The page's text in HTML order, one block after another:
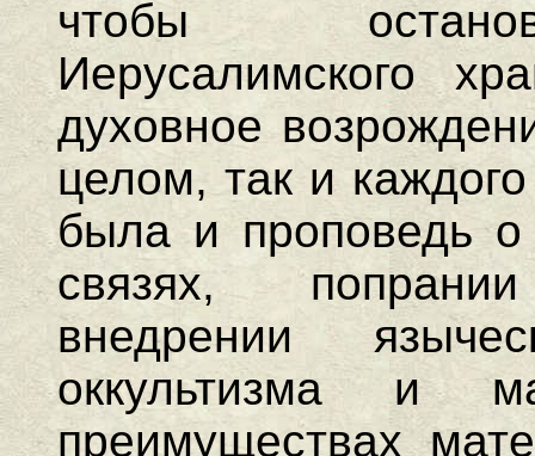
чтобы
Иерусалимского
духовное
целом, так и
была и проповедь
связях,
внедрении
оккультизма и
преимуществах